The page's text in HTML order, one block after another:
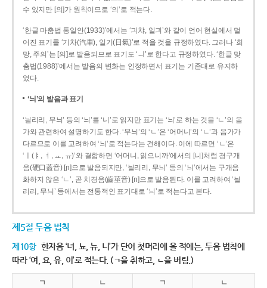
수 있지만 [의]가 원칙이므로 ‘의’로 적는다.
‘한글 마춤법 통일안(1933)’에서는 ‘긔챠, 일긔’와 같이 언어 현실에서 멀
어진 표기를 ‘기차(汽車), 일기(日氣)’로 적을 것을 규정하였다. 그러나 ‘희
망, 주의’는 [의]로 발음되므로 표기도 ‘ㅢ’로 한다고 규정하였다. ‘한글 맞
춤법(1988)’에서는 발음의 변화는 인정하면서 표기는 기존대로 유지하
였다.
‘늬’의 발음과 표기
‘늴리리, 무늬’ 등의 ‘늬’를 ‘니’로 읽지만 표기는 ‘늬’로 하는 것을 ‘ㄴ’의 음
가와 관련하여 설명하기도 한다. ‘무늬’의 ‘ㄴ’은 ‘어머니’의 ‘ㄴ’과 음가가
다르므로 이를 고려하여 ‘늬’로 적는다는 견해이다. 이에 따르면 ‘ㄴ’은
‘ㅣ(ㅑ, ㅕ, ㅛ, ㅠ)’와 결합하면 ‘어머니, 읽으니까’에서의 [니]처럼 경구개
음(硬口蓋音) [ɲ]으로 발음되지만, ‘늴리리, 무늬’ 등의 ‘늬’에서는 구개음
화하지 않은 ‘ㄴ’, 곧 치경음(齒莖音) [n]으로 발음된다. 이를 고려하여 ‘늴
리리, 무늬’ 등에서는 전통적인 표기대로 ‘늬’로 적는다고 본다.
제5절 두음 법칙
제10항 한자음 ‘녀, 뇨, 뉴, 니’가 단어 첫머리에 올 적에는, 두음 법칙에
따라 ‘여, 요, 유, 이’로 적는다. (ㄱ을 취하고, ㄴ을 버림.)
ㄱ ㄴ ㄱ ㄴ